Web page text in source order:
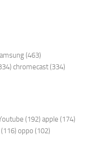
(463)
chromecast (334)
(192) apple (174)
(116) oppo (102)